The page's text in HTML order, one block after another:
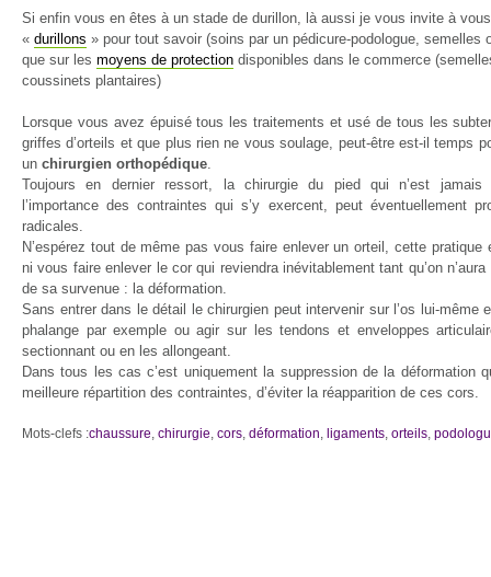
Si enfin vous en êtes à un stade de durillon, là aussi je vous invite à
« durillons » pour tout savoir (soins par un pédicure-podologue, semelles
que sur les moyens de protection disponibles dans le commerce
coussinets plantaires)
Lorsque vous avez épuisé tous les traitements et usé de tous les
griffes d’orteils et que plus rien ne vous soulage, peut-être est-il temps
un chirurgien orthopédique.
Toujours en dernier ressort, la chirurgie du pied qui n’est jamais
l’importance des contraintes qui s’y exercent, peut éventuellement
radicales.
N’espérez tout de même pas vous faire enlever un orteil, cette pratique
ni vous faire enlever le cor qui reviendra inévitablement tant qu’on
de sa survenue : la déformation.
Sans entrer dans le détail le chirurgien peut intervenir sur l’os lui-même
phalange par exemple ou agir sur les tendons et enveloppes
sectionnant ou en les allongeant.
Dans tous les cas c’est uniquement la suppression de la déformation
meilleure répartition des contraintes, d’éviter la réapparition de ces cors.
Mots-clefs :chaussure, chirurgie, cors, déformation, ligaments, orteils,